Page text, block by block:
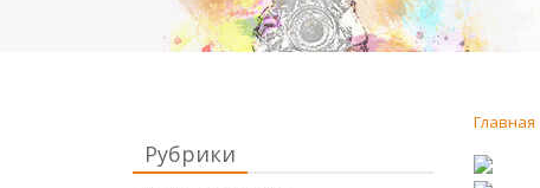
Рубрики
Главная